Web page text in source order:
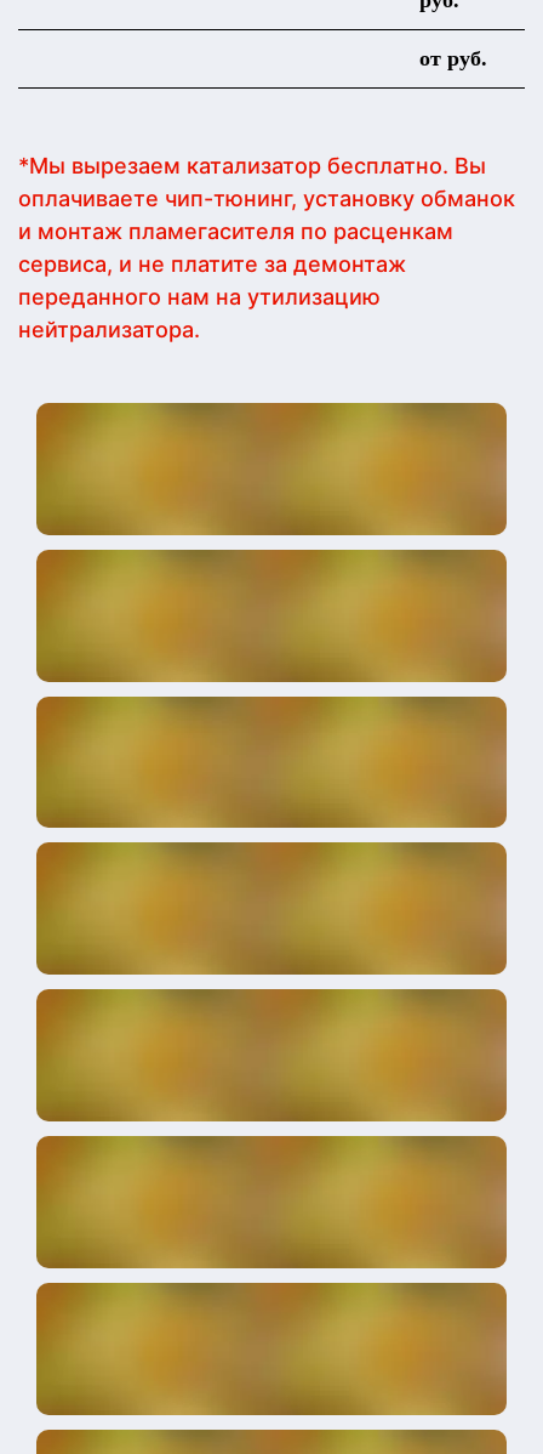
от руб.
*Мы вырезаем катализатор бесплатно. Вы
оплачиваете чип-тюнинг, установку обманок
и монтаж пламегасителя по расценкам
сервиса, и не платите за демонтаж
переданного нам на утилизацию
нейтрализатора.